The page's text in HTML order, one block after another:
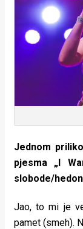
Jednom
pjesma „I
slobode/
Jao, to mi je
pamet (smeh).